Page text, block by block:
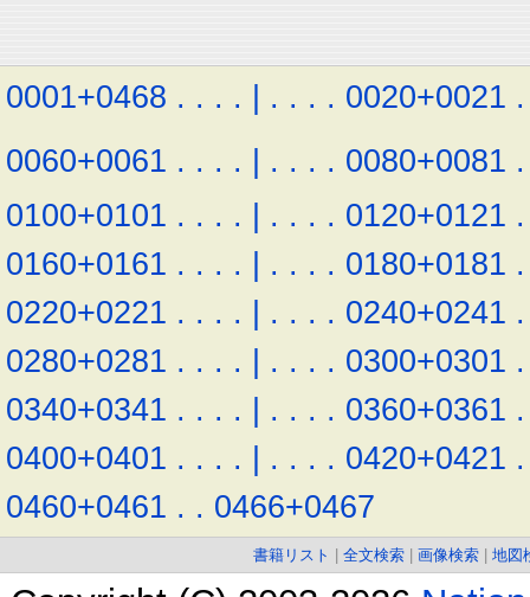
0001+0468 . . . . | . . . . 0020+0021 .
0060+0061 . . . . | . . . . 0080+0081 .
0100+0101 . . . . | . . . . 0120+0121 .
0160+0161 . . . . | . . . . 0180+0181 .
0220+0221 . . . . | . . . . 0240+0241 .
0280+0281 . . . . | . . . . 0300+0301 .
0340+0341 . . . . | . . . . 0360+0361 .
0400+0401 . . . . | . . . . 0420+0421 .
0460+0461 . . 0466+0467
書籍リスト 全文検索 画像検索 地図